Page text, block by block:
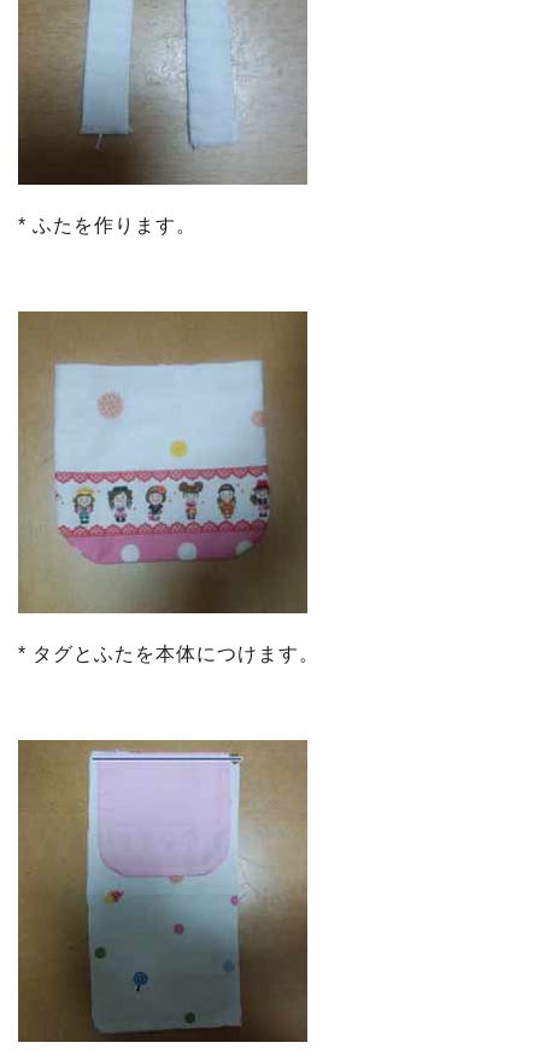
* ふたを作ります。
* タグとふたを本体につけます。